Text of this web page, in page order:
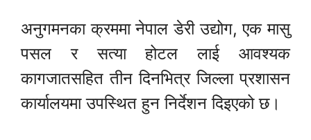
अनुगमनका क्रममा नेपाल डेरी उद्योग, एक मासु
पसल र सत्या होटल लाई आवश्यक
कागजातसहित तीन दिनभित्र जिल्ला प्रशासन
कार्यालयमा उपस्थित हुन निर्देशन दिइएको छ।